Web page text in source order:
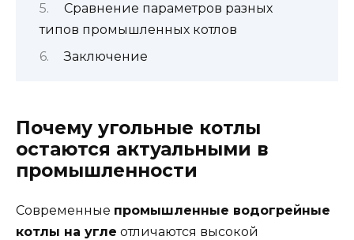
Сравнение параметров разных
типов промышленных котлов
Заключение
Почему угольные котлы
остаются актуальными в
промышленности
Современные промышленные водогрейные
котлы на угле отличаются высокой